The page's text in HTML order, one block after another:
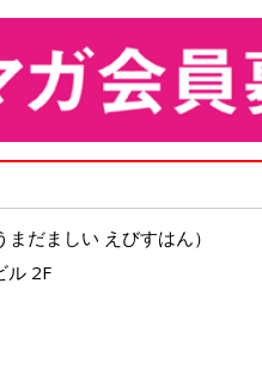
だましい えびすはん）
ル 2F